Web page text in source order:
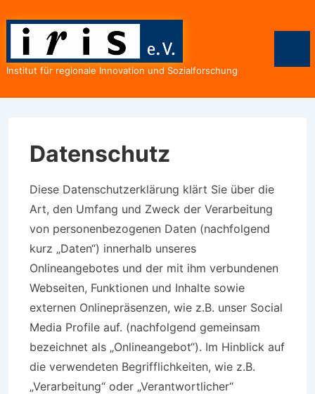
Institut für regionale Innovation und Sozialforschung
Datenschutz
Diese Datenschutzerklärung klärt Sie über die
Art, den Umfang und Zweck der Verarbeitung
von personenbezogenen Daten (nachfolgend
kurz „Daten“) innerhalb unseres
Onlineangebotes und der mit ihm verbundenen
Webseiten, Funktionen und Inhalte sowie
externen Onlinepräsenzen, wie z.B. unser Social
Media Profile auf. (nachfolgend gemeinsam
bezeichnet als „Onlineangebot“). Im Hinblick auf
die verwendeten Begrifflichkeiten, wie z.B.
„Verarbeitung“ oder „Verantwortlicher“